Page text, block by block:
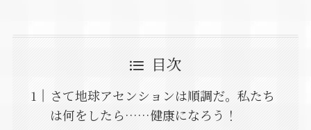
目次
さて地球アセンションは順調だ。私たち
は何をしたら……健康になろう！